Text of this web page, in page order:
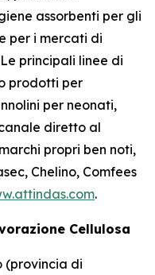
assorbenti per gli
per i mercati di
principali linee di
prodotti per
per neonati,
diretto al
propri ben noti,
Chelino, Comfees
.
Cellulosa
(provincia di